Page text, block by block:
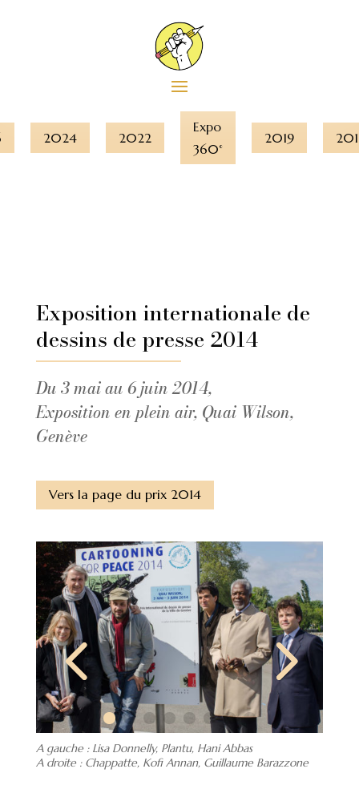
2024 2022
Expo
360°
2019
Exposition internationale de
dessins de presse 2014
Du 3 mai au 6 juin 2014,
Exposition en plein air, Quai Wilson,
Genève
Vers la page du prix 2014
A gauche : Lisa Donnelly, Plantu, Hani Abbas
A droite : Chappatte, Kofi Annan, Guillaume Barazzone